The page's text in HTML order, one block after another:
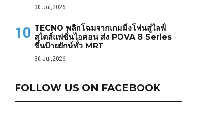
30 Jul,2026
10 TECNO พลิกโฉมจากเกมมิ่งโฟนสู่ไลฟ์
สไตล์แฟชั่นไอคอน ส่ง POVA 8 Series
ขึ้นป้ายยักษ์ทั่ว MRT
30 Jul,2026
FOLLOW US ON FACEBOOK